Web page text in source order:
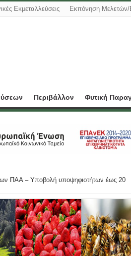
Εκμεταλλεύσεις Εκπόνηση Μελετών/
Περιβάλλον Φυτική
ΠΑΑ – Υποβολή υποψηφιοτήτων έως 20